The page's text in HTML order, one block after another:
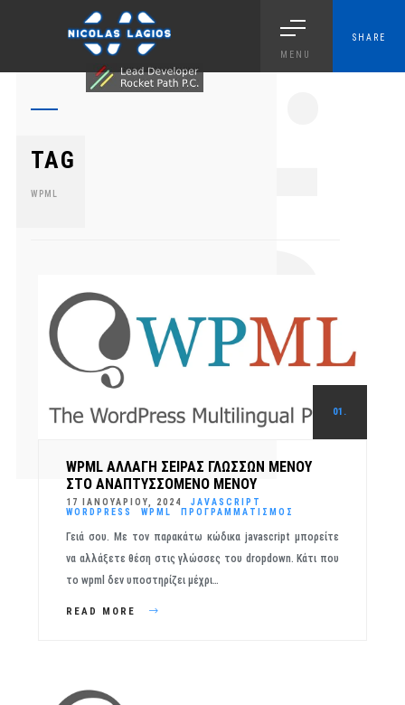
MENU
SHARE
TAG
WPML
01.
WPML ΑΛΛΑΓΉ ΣΕΙΡΆΣ ΓΛΩΣΣΏΝ ΜΕΝΟΎ
ΣΤΟ ΑΝΑΠΤΥΣΣΌΜΕΝΟ ΜΕΝΟΎ
17 ΙΑΝΟΥΑΡΊΟΥ, 2024
JAVASCRIPT
WORDPRESS
WPML ΠΡΟΓΡΑΜΜΑΤΙΣΜΌΣ
Γειά σου. Με τον παρακάτω κώδικα javascript μπορείτε
να αλλάξετε θέση στις γλώσσες του dropdown. Κάτι που
το wpml δεν υποστηρίζει μέχρι…
READ MORE
0